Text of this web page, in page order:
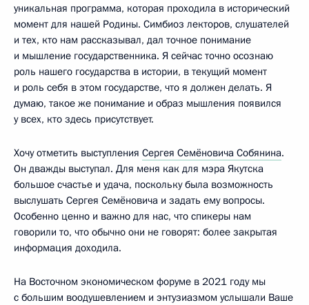
уникальная программа, которая проходила в исторический
момент для нашей Родины. Симбиоз лекторов, слушателей
и тех, кто нам рассказывал, дал точное понимание
и мышление государственника. Я сейчас точно осознаю
роль нашего государства в истории, в текущий момент
и роль себя в этом государстве, что я должен делать. Я
думаю, такое же понимание и образ мышления появился
у всех, кто здесь присутствует.
Хочу отметить выступления Сергея Семёновича Собянина.
Он дважды выступал. Для меня как для мэра Якутска
большое счастье и удача, поскольку была возможность
выслушать Сергея Семёновича и задать ему вопросы.
Особенно ценно и важно для нас, что спикеры нам
говорили то, что обычно они не говорят: более закрытая
информация доходила.
На Восточном экономическом форуме в 2021 году мы
с большим воодушевлением и энтузиазмом услышали Ваше